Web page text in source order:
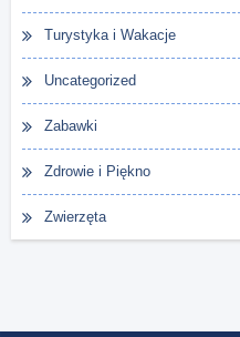
Turystyka i Wakacje
Uncategorized
Zabawki
Zdrowie i Piękno
Zwierzęta